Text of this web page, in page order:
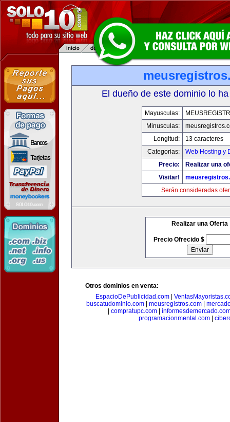
El dueño de este dominio lo
Mayusculas:
Minusculas:
Longitud:
13 caracteres
Categorias:
Web Hosting y
Precio:
Realizar una
Visitar!
Serán consideradas
Realizar una Oferta
Precio Ofrecido $
Otros dominios en venta:
EspacioDePublicidad.com
buscatudominio.com
meusregistros.com
compratupc.com
programacionmental.com